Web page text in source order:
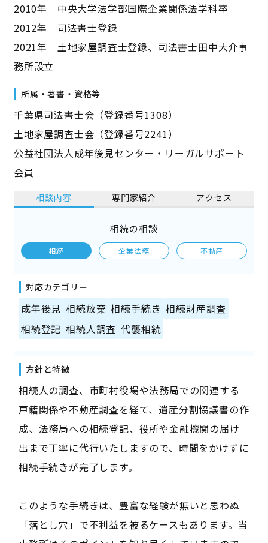
2010年 中央大学法学部国際企業関係法学科卒
2012年 司法書士登録
2021年 土地家屋調査士登録、司法書士田中大介事
務所設立
所属・著書・資格等
千葉県司法書士会（登録番号1308）
土地家屋調査士会（登録番号2241）
公益社団法人成年後見センター・リーガルサポート
会員
相談内容 専門家紹介 アクセス
相続の相談
相続 企業法務 不動産
対応カテゴリー
成年後見 相続放棄 相続手続き 相続財産調査
相続登記 相続人調査 代襲相続
方針と特徴
相続人の調査、市町村役場や法務局での関連する
戸籍関係や不動産調査を経て、遺産分割協議書の作
成、法務局への相続登記、役所や金融機関の届け
出まで丁寧に代行いたしますので、時間をかけずに
相続手続きが完了します。
このような手続きは、豊富な経験が無いと思わぬ
「落とし穴」で不利益を被るケースもあります。当